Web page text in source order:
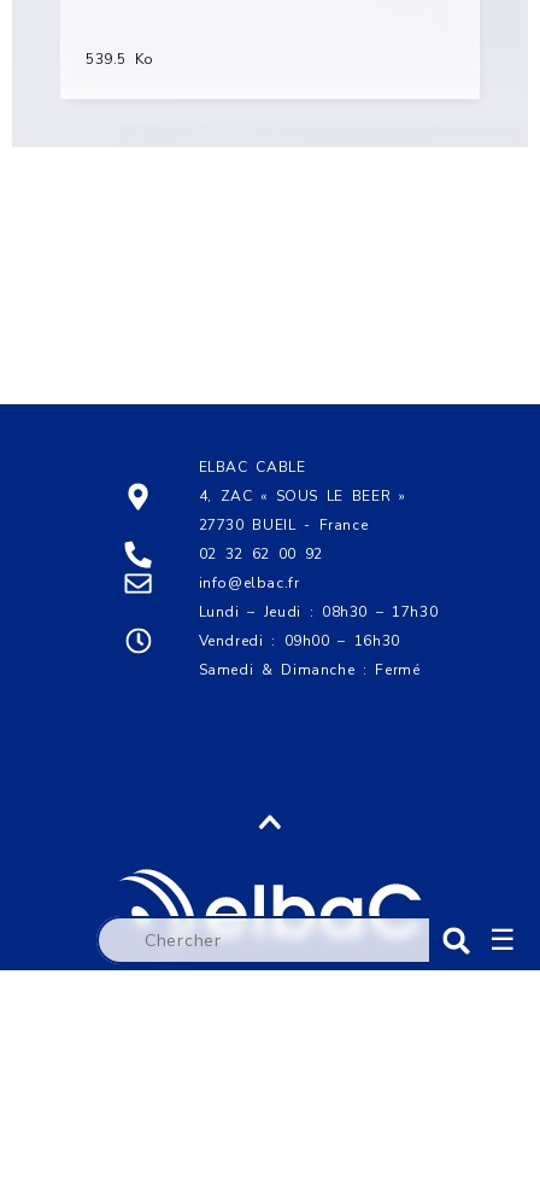
☰
539.5 Ko
ELBAC CABLE
4, ZAC « SOUS LE BEER »
27730 BUEIL - France
02 32 62 00 92
info@elbac.fr
Lundi – Jeudi : 08h30 – 17h30
Vendredi : 09h00 – 16h30
Samedi & Dimanche : Fermé